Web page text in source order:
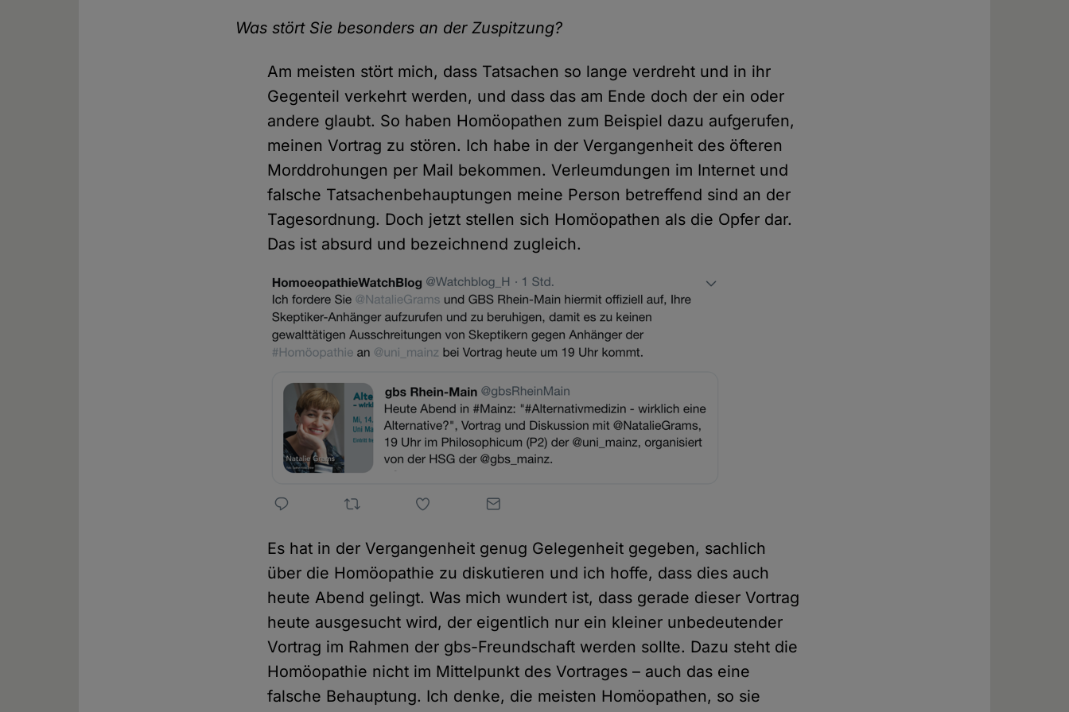
Was stört Sie besonders an der Zuspitzung?
Am meisten stört mich, dass Tatsachen so lange verdreht und in ihr
Gegenteil verkehrt werden, und dass das am Ende doch der ein oder
andere glaubt. So haben Homöopathen zum Beispiel dazu aufgerufen,
meinen Vortrag zu stören. Ich habe in der Vergangenheit des öfteren
Morddrohungen per Mail bekommen. Verleumdungen im Internet und
falsche Tatsachenbehauptungen meine Person betreffend sind an der
Tagesordnung. Doch jetzt stellen sich Homöopathen als die Opfer dar.
Das ist absurd und bezeichnend zugleich.
Es hat in der Vergangenheit genug Gelegenheit gegeben, sachlich
über die Homöopathie zu diskutieren und ich hoffe, dass dies auch
heute Abend gelingt. Was mich wundert ist, dass gerade dieser Vortrag
heute ausgesucht wird, der eigentlich nur ein kleiner unbedeutender
Vortrag im Rahmen der gbs-Freundschaft werden sollte. Dazu steht die
Homöopathie nicht im Mittelpunkt des Vortrages – auch das eine
falsche Behauptung. Ich denke, die meisten Homöopathen, so sie